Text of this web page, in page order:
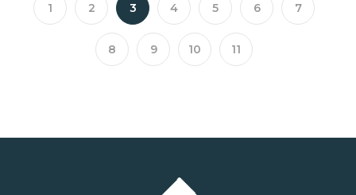
1 2 3 4 5 6 7
8 9 10 11